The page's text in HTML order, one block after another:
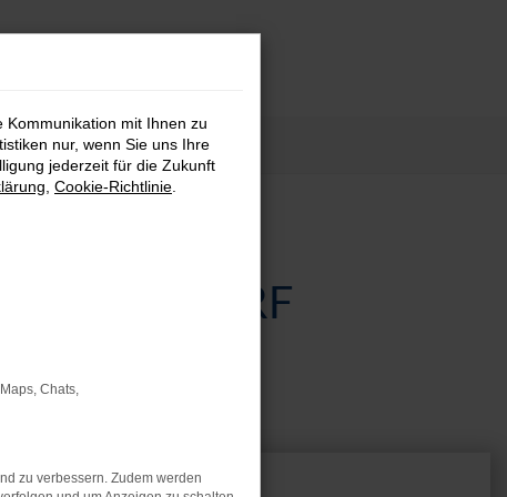
mit Ihnen zu
nur, wenn Sie uns Ihre
jederzeit für die Zukunft
Cookie-Richtlinie
Chats,
zu verbessern. Zudem werden